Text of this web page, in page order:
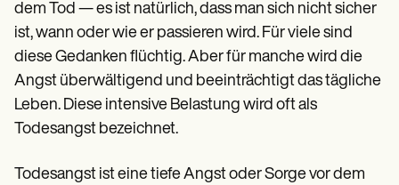
ICD-Codes
Procedure Codes
Superbill-Vorlage
Vorlage für einen Behandlungsplan
Informed Consent Form
Social Work Treatment Plans
DAR Note Template
Help Center
dem Tod — es ist natürlich, dass man sich nicht sicher
ist, wann oder wie er passieren wird. Für viele sind
diese Gedanken flüchtig. Aber für manche wird die
Angst überwältigend und beeinträchtigt das tägliche
Leben. Diese intensive Belastung wird oft als
Todesangst bezeichnet.
Todesangst ist eine tiefe Angst oder Sorge vor dem